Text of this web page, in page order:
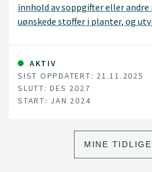
innhold av soppgifter eller
uønskede stoffer i planter, og
AKTIV
SIST OPPDATERT: 21.11.2025
SLUTT: DES 2027
START: JAN 2024
MINE